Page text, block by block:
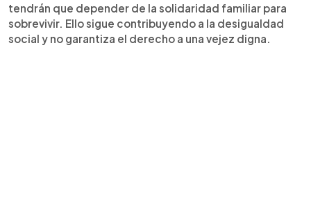
tendrán que depender de la solidaridad familiar para
sobrevivir. Ello sigue contribuyendo a la desigualdad
social y no garantiza el derecho a una vejez digna.